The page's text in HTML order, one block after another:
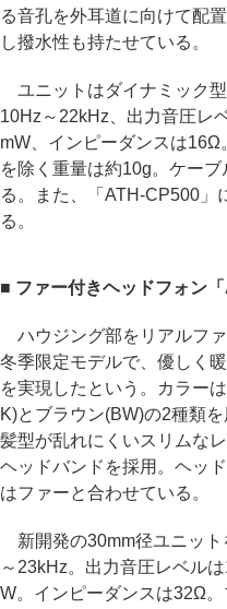
る音孔を外耳道に向けて配
し撥水性も持たせている。
ユニットはダイナミック
10Hz～22kHz、出力音圧レ
mW、インピーダンスは16Ω
を除く重量は約10g。ケー
る。また、「ATH-CP500」
る。
■ ファー付きヘッドフォン「
ハウジング部をリアルフ
冬季限定モデルで、優しく
を実現したという。カラー
K)とブラウン(BW)の2種類を
髪型が乱れにくいスリムな
ヘッドバンドを採用。ヘッ
はファーと合わせている。
新開発の30mm径ユニット
～23kHz。出力音圧レベル
W。インピーダンスは32Ω